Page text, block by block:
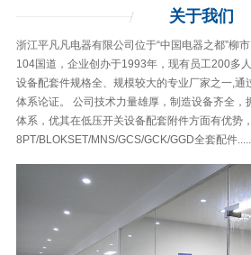
关于我们
浙江平凡凡电器有限公司位于“中国电器之都”柳
104国道，企业创办于1993年，现有员工200多
设备配套件规格全、规模较大的专业厂家之一,
体系论证。 公司技术力量雄厚，制造设备齐全，
体系，优其在低压开关设备配套附件方面有优势
8PT/BLOKSET/MNS/GCS/GCK/GGD全套配件